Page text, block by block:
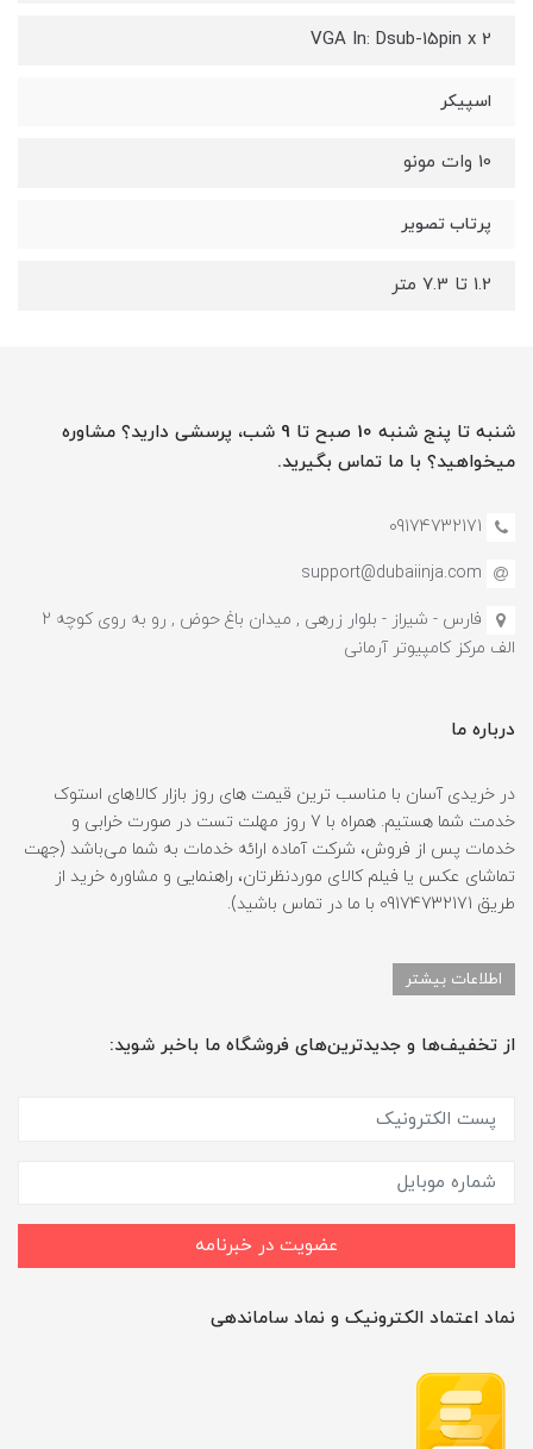
VGA In: Dsub-15pin x 2
اسپیکر
10 وات مونو
پرتاب تصویر
1.2 تا 7.3 متر
شنبه تا پنج شنبه 10 صبح تا 9 شب، پرسشی دارید؟ مشاوره
میخواهید؟ با ما تماس بگیرید.
09174732171
support@dubaiinja.com
فارس - شیراز - بلوار زرهی , میدان باغ حوض , رو به روی کوچه 2
الف مرکز کامپیوتر آرمانی
درباره ما
در خریدی آسان با مناسب ترین قیمت های روز بازار کالاهای استوک
خدمت شما هستیم. همراه با 7 روز مهلت تست در صورت خرابی و
خدمات پس از فروش، شرکت آماده ارائه خدمات به شما می‌باشد (جهت
تماشای عکس یا فیلم کالای موردنظرتان، راهنمایی و مشاوره خرید از
طریق 09174732171 با ما در تماس باشید).
اطلاعات بیشتر
از تخفیف‌ها و جدیدترین‌های فروشگاه ما باخبر شوید:
عضویت در خبرنامه
نماد اعتماد الکترونیک و نماد ساماندهی